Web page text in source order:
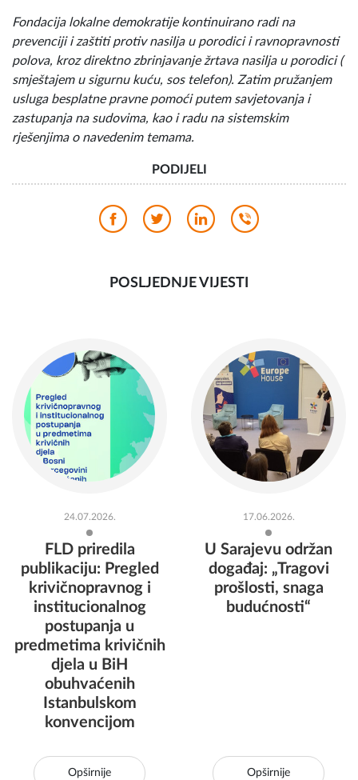
Fondacija lokalne demokratije kontinuirano radi na
prevenciji i zaštiti protiv nasilja u porodici i ravnopravnosti
polova, kroz direktno zbrinjavanje žrtava nasilja u porodici (
smještajem u sigurnu kuću, sos telefon). Zatim pružanjem
usluga besplatne pravne pomoći putem savjetovanja i
zastupanja na sudovima, kao i radu na sistemskim
rješenjima o navedenim temama.
PODIJELI
POSLJEDNJE VIJESTI
24.07.2026.
FLD priredila
publikaciju: Pregled
krivičnopravnog i
institucionalnog
postupanja u
predmetima krivičnih
djela u BiH
obuhvaćenih
Istanbulskom
konvencijom
Opširnije
17.06.2026.
U Sarajevu održan
događaj: „Tragovi
prošlosti, snaga
budućnosti“
Opširnije